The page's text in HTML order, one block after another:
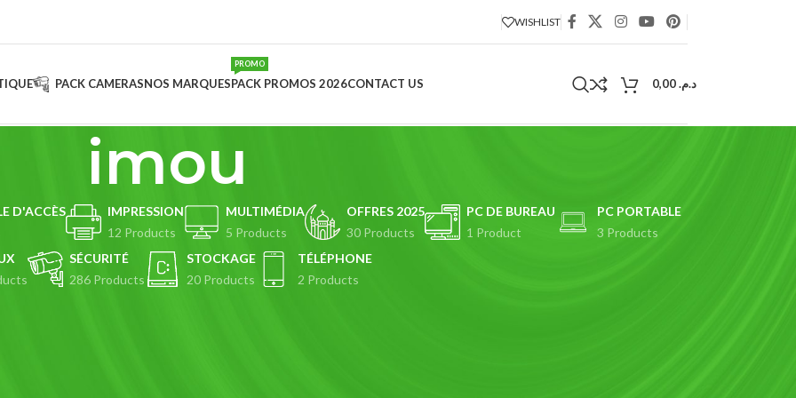
WISHLIST
PACK CAMERASNOS MARQUESPACK PROMOS 2026
PROMO
CONTACT US د.م.
imou
D'ACCÈS
IMPRESSION
12 Products
MULTIMÉDIA
5 Products
OFFRES 2025
30 Products
PC DE BUREAU
1 Product
PC PORTABLE
3 Products
SÉCURITÉ
286 Products
STOCKAGE
20 Products
TÉLÉPHONE
2 Products